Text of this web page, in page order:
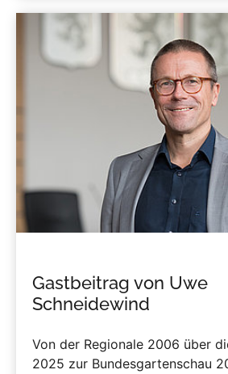
Gastbeitrag von Uwe
Schneidewind
Von der Regionale 2006 über
2025 zur Bundesgartenschau